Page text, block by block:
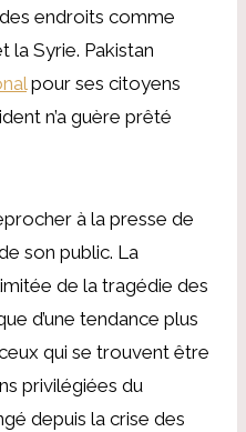
endroits comme
la Syrie. Pakistan
pour ses citoyens
n’a guère prêté
à la presse de
son public. La
de la tragédie des
d’une tendance plus
qui se trouvent être
privilégiées du
depuis la crise des